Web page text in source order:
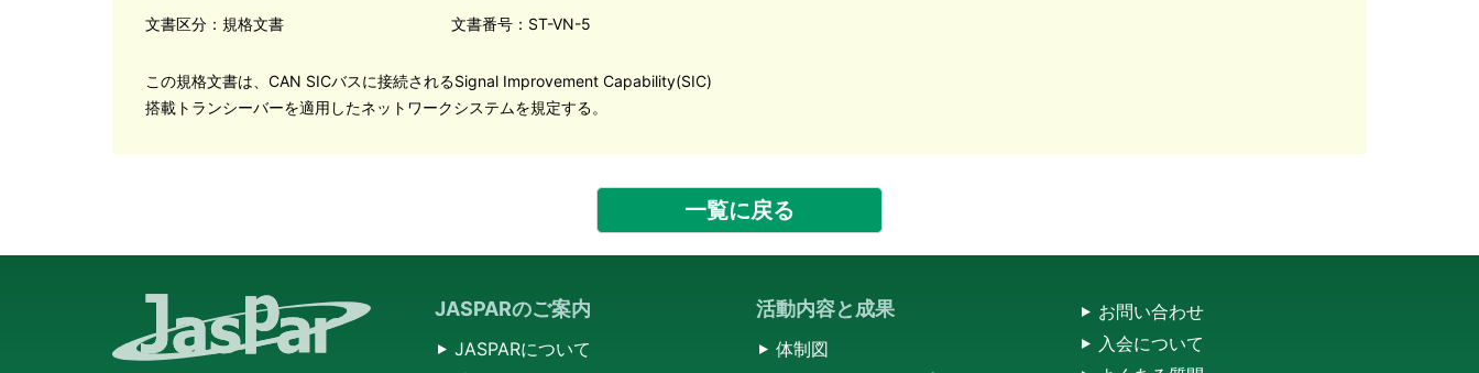
文書区分：規格文書 文書番号：ST-VN-5
この規格文書は、CAN SICバスに接続されるSignal Improvement Capability(SIC)
搭載トランシーバーを適用したネットワークシステムを規定する。
一覧に戻る
JASPARのご案内
JASPARについて
活動内容と成果
体制図
お問い合わせ
入会について